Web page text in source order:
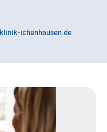
ichenhausen.de